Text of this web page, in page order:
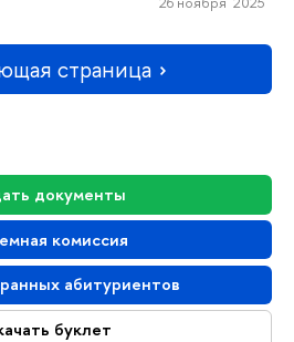
документы
комиссия
абитуриентов
буклет
страница